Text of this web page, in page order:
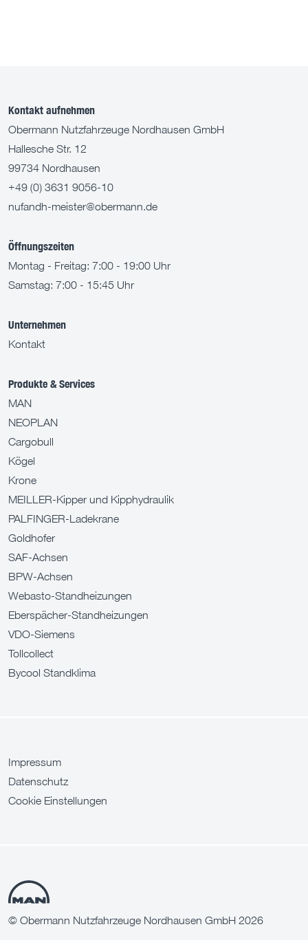
Kontakt aufnehmen
Obermann Nutzfahrzeuge Nordhausen GmbH
Hallesche Str. 12
99734 Nordhausen
+49 (0) 3631 9056-10
nufandh-meister@obermann.de
Öffnungszeiten
Montag - Freitag: 7:00 - 19:00 Uhr
Samstag: 7:00 - 15:45 Uhr
Unternehmen
Kontakt
Produkte & Services
MAN
NEOPLAN
Cargobull
Kögel
Krone
MEILLER-Kipper und Kipphydraulik
PALFINGER-Ladekrane
Goldhofer
SAF-Achsen
BPW-Achsen
Webasto-Standheizungen
Eberspächer-Standheizungen
VDO-Siemens
Tollcollect
Bycool Standklima
Impressum
Datenschutz
Cookie Einstellungen
© Obermann Nutzfahrzeuge Nordhausen GmbH 2026